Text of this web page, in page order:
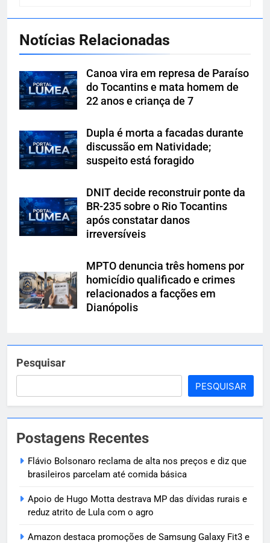
Notícias Relacionadas
Canoa vira em represa de Paraíso
do Tocantins e mata homem de
22 anos e criança de 7
Dupla é morta a facadas durante
discussão em Natividade;
suspeito está foragido
DNIT decide reconstruir ponte da
BR-235 sobre o Rio Tocantins
após constatar danos
irreversíveis
MPTO denuncia três homens por
homicídio qualificado e crimes
relacionados a facções em
Dianópolis
Pesquisar
PESQUISAR
Postagens Recentes
Flávio Bolsonaro reclama de alta nos preços e diz que
brasileiros parcelam até comida básica
Apoio de Hugo Motta destrava MP das dívidas rurais e
reduz atrito de Lula com o agro
Amazon destaca promoções de Samsung Galaxy Fit3 e